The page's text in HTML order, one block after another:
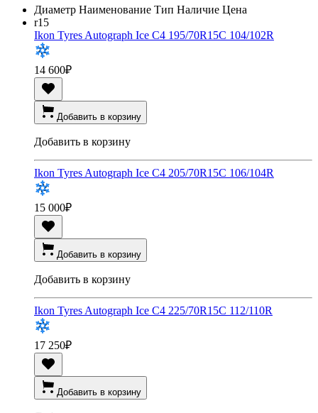
Диаметр Наименование Тип Наличие Цена
r15
Ikon Tyres Autograph Ice C4 195/70R15C 104/102R
14 600₽
Добавить в корзину
Добавить в корзину
Ikon Tyres Autograph Ice C4 205/70R15C 106/104R
15 000₽
Добавить в корзину
Добавить в корзину
Ikon Tyres Autograph Ice C4 225/70R15C 112/110R
17 250₽
Добавить в корзину